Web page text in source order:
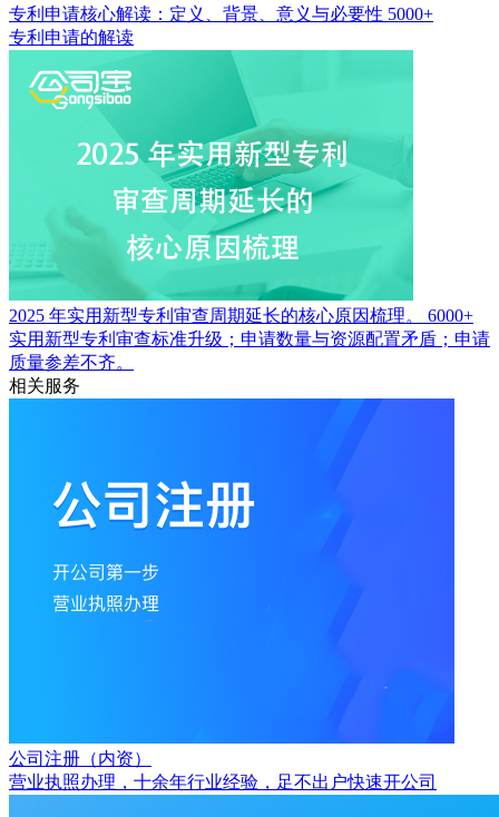
专利申请核心解读：定义、背景、意义与必要性 5000+
专利申请的解读
2025 年实用新型专利审查周期延长的核心原因梳理。
6000+
实用新型专利审查标准升级；申请数量与资源配置矛盾；申请
质量参差不齐。
相关服务
公司注册（内资）
营业执照办理，十余年行业经验，足不出户快速开公司